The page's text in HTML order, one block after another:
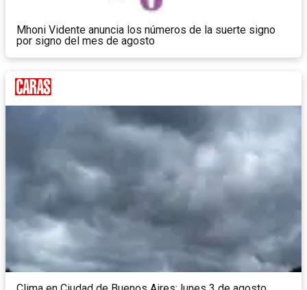
Mhoni Vidente anuncia los números de la suerte signo
por signo del mes de agosto